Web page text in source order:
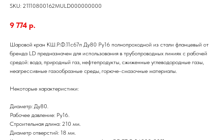
SKU: 21110800162MULD000000000
9 774 р.
Шаровой кран КШ.Р.Ф.11с67п Ду80 Ру16 полнопроходной из стали фланцевый от
бренда LD предназначен для использования в трубопроводных линиях с рабочей
средой: вода, природный газ, нефтепродукты, сжиженные углеводородные газы,
неагрессивные газообразные среды, горюче-смазочные материалы.
Некоторые характеристики:
Диаметр: Ду80.
Рабочее давление: Ру16.
Строительная длина: 210 мм.
Диаметр отверстий: 18 мм.